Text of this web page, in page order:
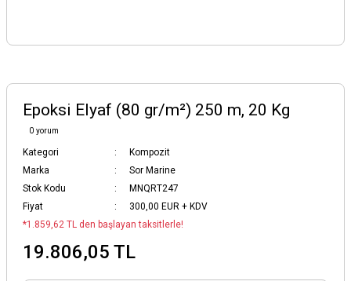
Epoksi Elyaf (80 gr/m²) 250 m, 20 Kg
0 yorum
Kategori
Kompozit
Marka
Sor Marine
Stok Kodu
MNQRT247
Fiyat
300,00 EUR + KDV
*1.859,62 TL den başlayan taksitlerle!
19.806,05 TL